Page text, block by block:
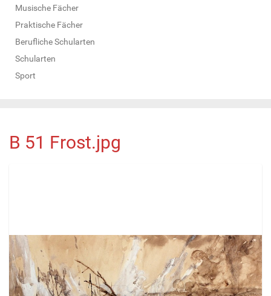
Musische Fächer
Praktische Fächer
Berufliche Schularten
Schularten
Sport
B 51 Frost.jpg